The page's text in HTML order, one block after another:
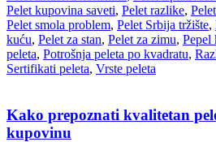
Pelet kupovina saveti, Pelet razlike,
Pelet smola problem, Pelet Srbija tržište,
kuću, Pelet za stan, Pelet za zimu, Pepel
peleta, Potrošnja peleta po kvadratu,
Sertifikati peleta, Vrste peleta
Kako prepoznati kvalitetan
kupovinu